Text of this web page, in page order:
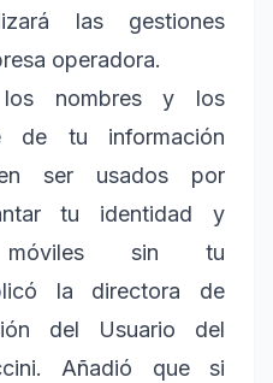
las gestiones
operadora.
nombres y los
de tu información
ser usados por
tu identidad y
móviles sin tu
la directora de
del Usuario del
Añadió que si